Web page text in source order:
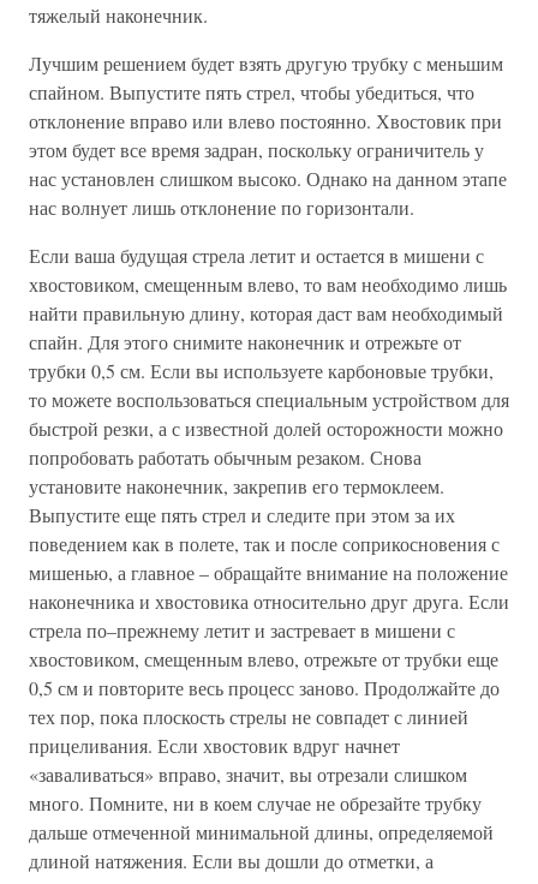
тяжелый наконечник.
Лучшим решением будет взять другую трубку с меньшим
спайном. Выпустите пять стрел, чтобы убедиться, что
отклонение вправо или влево постоянно. Хвостовик при
этом будет все время задран, поскольку ограничитель у
нас установлен слишком высоко. Однако на данном этапе
нас волнует лишь отклонение по горизонтали.
Если ваша будущая стрела летит и остается в мишени с
хвостовиком, смещенным влево, то вам необходимо лишь
найти правильную длину, которая даст вам необходимый
спайн. Для этого снимите наконечник и отрежьте от
трубки 0,5 см. Если вы используете карбоновые трубки,
то можете воспользоваться специальным устройством для
быстрой резки, а с известной долей осторожности можно
попробовать работать обычным резаком. Снова
установите наконечник, закрепив его термоклеем.
Выпустите еще пять стрел и следите при этом за их
поведением как в полете, так и после соприкосновения с
мишенью, а главное – обращайте внимание на положение
наконечника и хвостовика относительно друг друга. Если
стрела по–прежнему летит и застревает в мишени с
хвостовиком, смещенным влево, отрежьте от трубки еще
0,5 см и повторите весь процесс заново. Продолжайте до
тех пор, пока плоскость стрелы не совпадет с линией
прицеливания. Если хвостовик вдруг начнет
«заваливаться» вправо, значит, вы отрезали слишком
много. Помните, ни в коем случае не обрезайте трубку
дальше отмеченной минимальной длины, определяемой
длиной натяжения. Если вы дошли до отметки, а